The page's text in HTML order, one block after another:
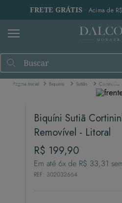
FRETE GRÁTIS • Acima de
Buscar
Biquínis Sutiãs Cortininha
Biquíni Sutiã
Removível - Litoral
R$ 199,90
Em até 6x de R$ 33,31
REF: 302032664